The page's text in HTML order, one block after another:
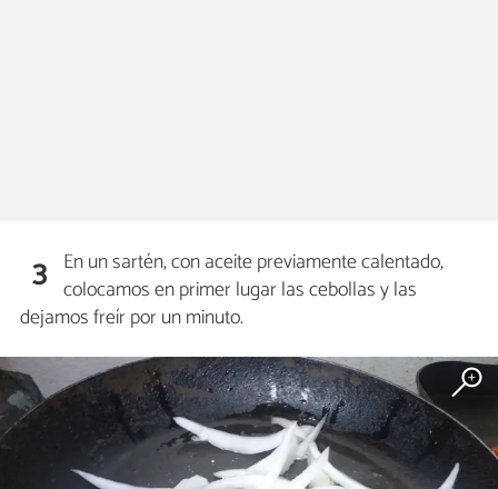
3 En un sartén, con aceite previamente calentado,
colocamos en primer lugar las cebollas y las
dejamos freír por un minuto.